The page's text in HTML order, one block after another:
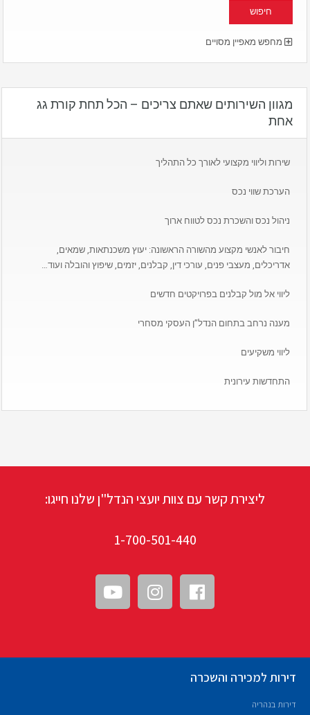
מחפש מאפיין מסויים
מגוון השירותים שאתם צריכים – הכל תחת קורת גג
אחת
שירות וליווי מקצועי לאורך כל התהליך
הערכת שווי נכס
ניהול נכס והשכרת נכס לטווח ארוך
חיבור לאנשי מקצוע מהשורה הראשונה: יעוץ משכנתאות, שמאים,
אדריכלים, מעצבי פנים, עורכי דין, קבלנים, יזמים, שיפוץ והובלה ועוד…
ליווי אל מול קבלנים בפרויקטים חדשים
מענה נרחב בתחום הנדל”ן העסקי מסחרי
ליווי משקיעים
התחדשות עירונית
ליצירת קשר עם צוות יועצי הנדל"ן שלנו חייגו:
1-700-501-440
דירות למכירה והשכרה
דירות בנהריה